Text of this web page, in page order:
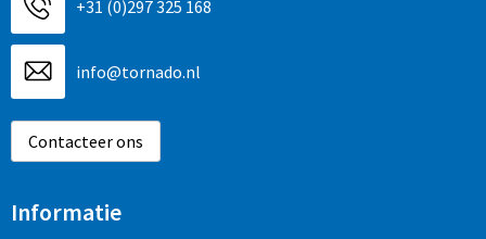
+31 (0)297 325 168
info@tornado.nl
Contacteer ons
Informatie